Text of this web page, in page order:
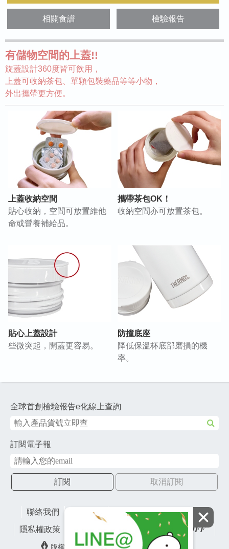
相關食譜 檢驗報告
有儲物空間的上蓋!!
旋蓋設計360度皆可飲用，
上蓋可收納茶包、單顆包裝藥品等等小物，
外出攜帶更方便。
上蓋收納空間
貼心收納，空間可放置維他
命或營養補給品。
攜帶茶包OK！
收納空間亦可放置茶包。
貼心上蓋設計
些微突起，開蓋更容易。
防撞底座
降低保溫杯底部磨損的機
率。
全球首創檢驗報告e化線上查詢
訂閱電子報
訂閱 取消訂閱
聯絡我們 網站地圖
財團法人有容教育基金會
隱私權政策
lifefactory
版權所有© 2026 皇冠金屬工業股份有限公司